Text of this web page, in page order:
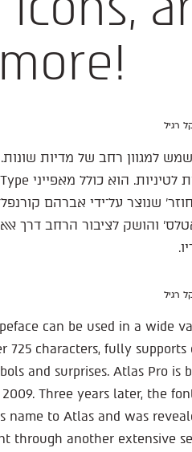
can be used in a wide
characters, fully supports
and surprises. Atlas Pro is
Three years later, the
name to Atlas and was
through another extensive